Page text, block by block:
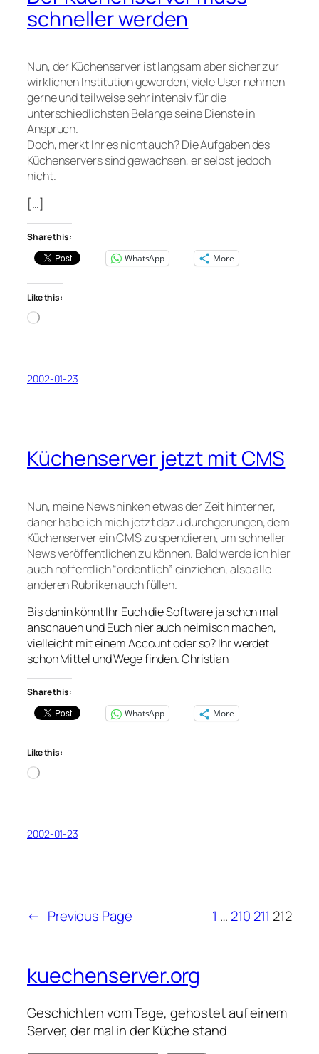
schneller werden
Nun, der Küchenserver ist langsam aber sicher zur
wirklichen Institution geworden; viele User nehmen
gerne und teilweise sehr intensiv für die
unterschiedlichsten Belange seine Dienste in
Anspruch.
Doch, merkt Ihr es nicht auch? Die Aufgaben des
Küchenservers sind gewachsen, er selbst jedoch
nicht.
[…]
Share this:
WhatsApp
More
Like this:
Loading…
2002-01-23
Küchenserver jetzt mit CMS
Nun, meine News hinken etwas der Zeit hinterher,
daher habe ich mich jetzt dazu durchgerungen, dem
Küchenserver ein CMS zu spendieren, um schneller
News veröffentlichen zu können. Bald werde ich hier
auch hoffentlich “ordentlich” einziehen, also alle
anderen Rubriken auch füllen.
Bis dahin könnt Ihr Euch die Software ja schon mal
anschauen und Euch hier auch heimisch machen,
vielleicht mit einem Account oder so? Ihr werdet
schon Mittel und Wege finden. Christian
Share this:
WhatsApp
More
Like this:
Loading…
2002-01-23
← Previous Page 1 … 210 211 212
kuechenserver.org
Geschichten vom Tage, gehostet auf einem
Server, der mal in der Küche stand